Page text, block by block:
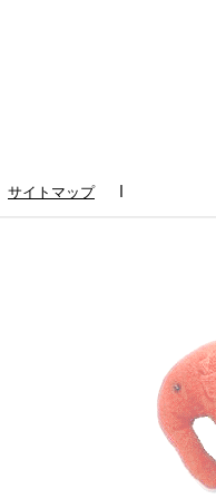
サイトマップｌ